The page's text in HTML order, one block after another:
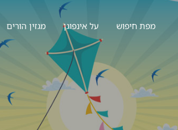
מפת חיפוש על אינפוגן מגזין הורים